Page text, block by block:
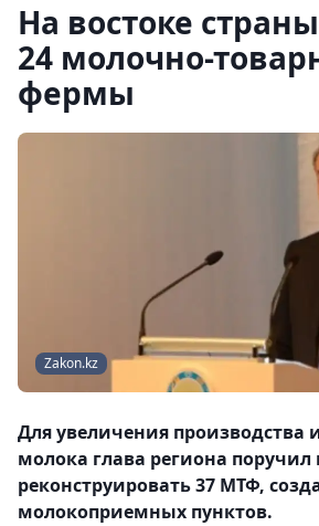
На востоке
24 молочно-
фермы
Zakon.kz
Для увеличения производства
молока глава региона поручил
реконструировать 37 МТФ,
молокоприемных пунктов.